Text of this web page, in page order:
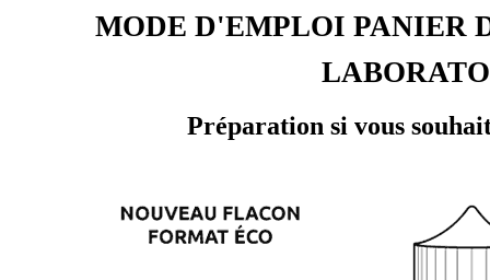
MODE D'EMPLOI PANIER
Préparation si vous